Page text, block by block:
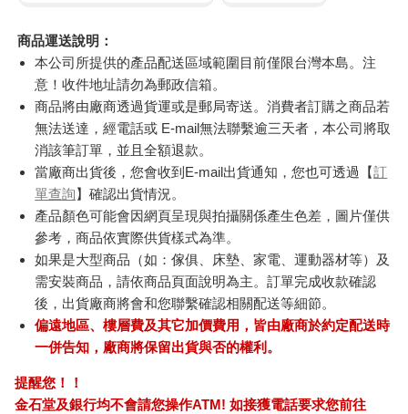
商品運送說明：
本公司所提供的產品配送區域範圍目前僅限台灣本島。注
意！收件地址請勿為郵政信箱。
商品將由廠商透過貨運或是郵局寄送。消費者訂購之商品若
無法送達，經電話或 E-mail無法聯繫逾三天者，本公司將取
消該筆訂單，並且全額退款。
當廠商出貨後，您會收到E-mail出貨通知，您也可透過【訂
單查詢】確認出貨情況。
產品顏色可能會因網頁呈現與拍攝關係產生色差，圖片僅供
參考，商品依實際供貨樣式為準。
如果是大型商品（如：傢俱、床墊、家電、運動器材等）及
需安裝商品，請依商品頁面說明為主。訂單完成收款確認
後，出貨廠商將會和您聯繫確認相關配送等細節。
偏遠地區、樓層費及其它加價費用，皆由廠商於約定配送時
一併告知，廠商將保留出貨與否的權利。
提醒您！！
金石堂及銀行均不會請您操作ATM! 如接獲電話要求您前往